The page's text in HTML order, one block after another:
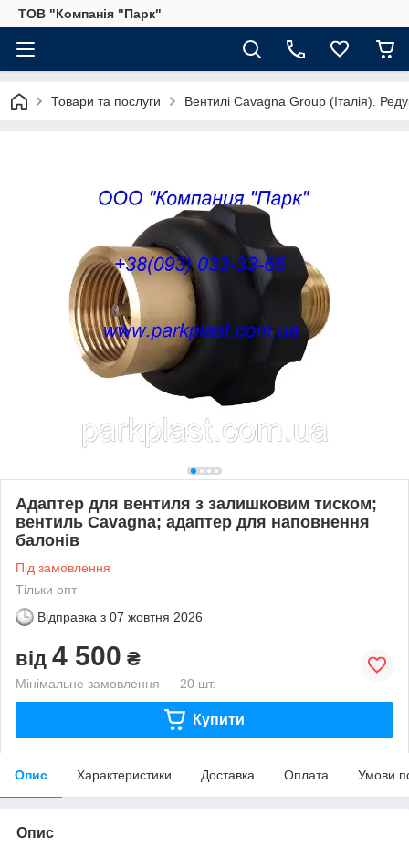
ТОВ "Компанія "Парк"
Товари та послуги Вентилі Cavagna Group (Італія).
Адаптер для вентиля з залишковим тиском;
вентиль Cavagna; адаптер для наповнення
балонів
Під замовлення
Тільки опт
Відправка з 07 жовтня 2026
від 4 500 ₴
Мінімальне замовлення — 20 шт.
Купити
Опис Характеристики Доставка Оплата Умови
Опис